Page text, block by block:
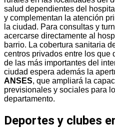
salud dependientes del
y complementan la atención
la ciudad. Para consultas y
acercarse directamente al
barrio. La cobertura sanitaria
centros privados entre los que
de las más importantes del
ciudad espera además la
ANSES, que ampliará la
previsionales y sociales para
departamento.
Deportes y clubes